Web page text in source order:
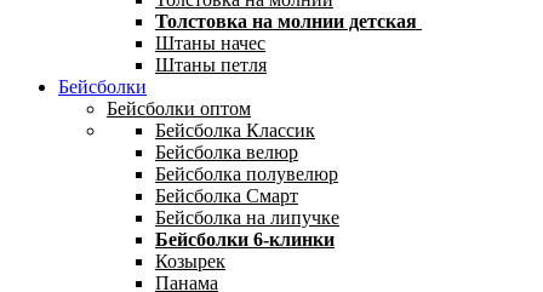
Толстовка на молнии детская
Штаны начес
Штаны петля
Бейсболки
Бейсболки оптом
Бейсболка Классик
Бейсболка велюр
Бейсболка полувелюр
Бейсболка Смарт
Бейсболка на липучке
Бейсболки 6-клинки
Козырек
Панама